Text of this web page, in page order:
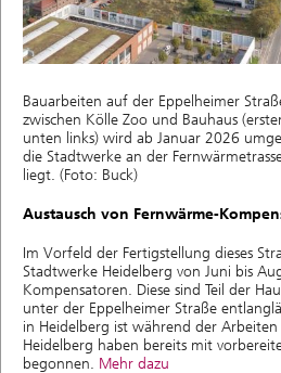
Bauarbeiten auf der Eppelheimer
zwischen Kölle Zoo und Bauhaus
unten links) wird ab Januar 2026
die Stadtwerke an der
liegt. (Foto: Buck)
Austausch von Fernwärme-
Im Vorfeld der Fertigstellung dieses
Stadtwerke Heidelberg von Juni bis
Kompensatoren. Diese sind Teil der
unter der Eppelheimer Straße
in Heidelberg ist während der
Heidelberg haben bereits mit
begonnen. Mehr dazu